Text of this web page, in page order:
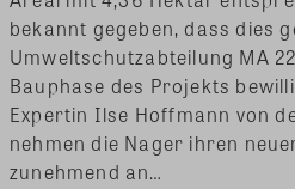
bekannt gegeben, dass dies
Umweltschutzabteilung MA
Bauphase des Projekts
Expertin Ilse Hoffmann von
nehmen die Nager ihren
zunehmend an…